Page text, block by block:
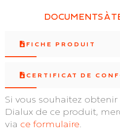
DOCUMENTS À
FICHE PRODUIT
CERTIFICAT DE
Si vous souhaitez obtenir
Dialux de ce produit,
via ce formulaire